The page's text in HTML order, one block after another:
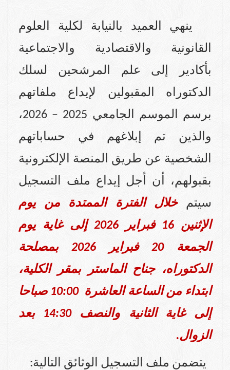
ينهي العميد بالنيابة لكلية العلوم
القانونية والاقتصادية والاجتماعية
بأكادير إلى علم المرشحين لسلك
الدكتوراه المقبولين لإيداع ملفاتهم
برسم الموسم الجامعي 2025 – 2026،
والذين تم إبلاغهم في حساباتهم
الشخصية عن طريق المنصة الإلكترونية
بقبولهم، أن أجل إيداع ملف التسجيل
سيتمخلال الفترة الممتدة من يوم
الإثنين 16 فبراير 2026 إلى غاية يوم
الجمعة 20 فبراير 2026 بمصلحة
الدكتوراه، جناح الماستر بمقر الكلية،
ابتداء من الساعة العاشرة 10:00 صباحا
إلى غاية الثانية والنصف 14:30 بعد
الزوال.
يتضمن ملف التسجيل الوثائق التالية: